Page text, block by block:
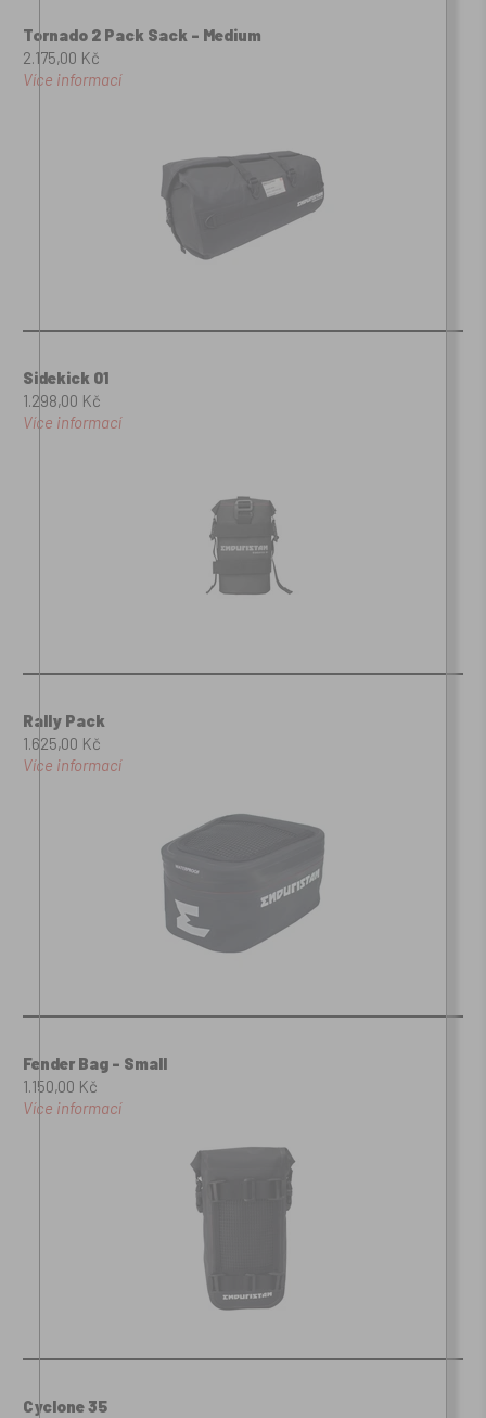
Tornado 2 Pack Sack - Medium
2.175,00 Kč
Více informací
Sidekick 01
1.298,00 Kč
Více informací
Rally Pack
1.625,00 Kč
Více informací
Fender Bag - Small
1.150,00 Kč
Více informací
Cyclone 35